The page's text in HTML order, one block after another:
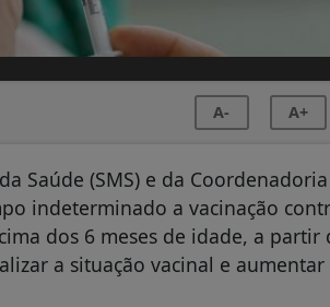
A- A+
Saúde (SMS) e da
indeterminado a vacinação
dos 6 meses de idade, a partir
a situação vacinal e